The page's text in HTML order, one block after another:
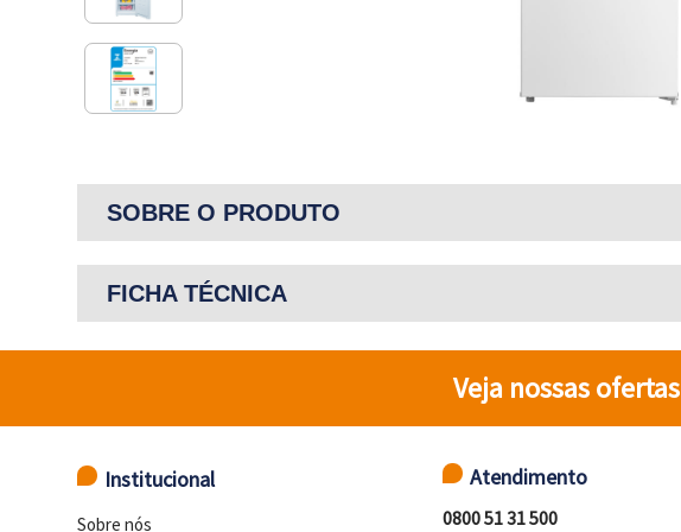
SOBRE O PRODUTO
FICHA TÉCNICA
Veja nossas ofertas
Institucional
Sobre nós
Atendimento
0800 51 31 500